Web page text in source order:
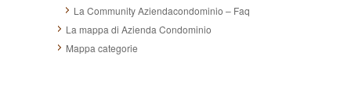
La Community Aziendacondominio – Faq
La mappa di Azienda Condominio
Mappa categorie